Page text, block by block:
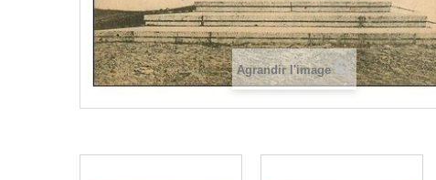
Agrandir l'image